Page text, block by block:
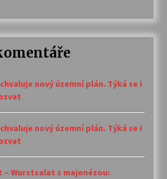
nový územní plán. Týká se i
nový územní plán. Týká se i
– Wurstsalat s majonézou: